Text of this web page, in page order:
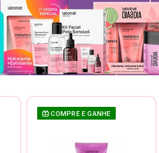
COMPRE E GANHE